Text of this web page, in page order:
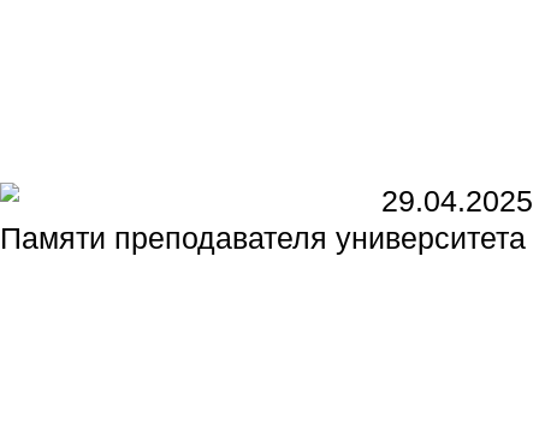
29.04.2025
Памяти преподавателя университета